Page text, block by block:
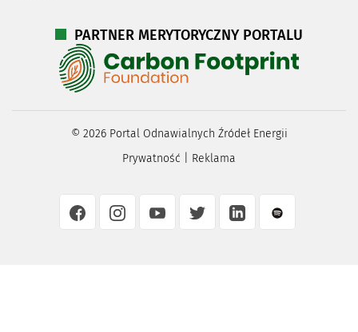
PARTNER MERYTORYCZNY PORTALU
© 2026Portal Odnawialnych Źródeł Energii
Prywatność
Reklama